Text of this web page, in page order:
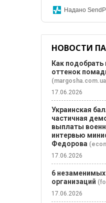
Надано
НОВОСТИ
Как
оттенок
17.06.2026
Украинская
частичная
выплаты
интервью
Федорова
17.06.2026
6 незаменимых
организаций
17.06.2026